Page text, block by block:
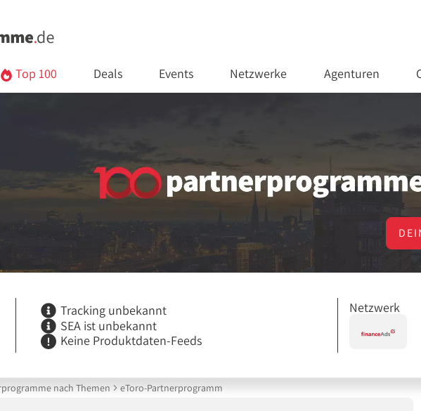
Top 100 Deals Events Netzwerke Agenturen
Tracking unbekannt
SEA ist unbekannt
Keine Produktdaten-Feeds
Netzwerk
nach Themen eToro-Partnerprogramm